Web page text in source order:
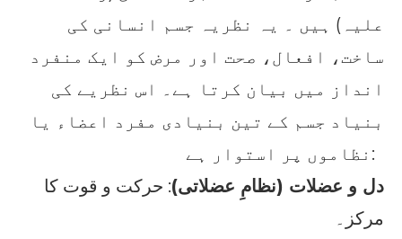
علیہ) ہیں ۔ یہ نظریہ جسم انسانی کی
ساخت، افعال، صحت اور مرض کو ایک منفرد
انداز میں بیان کرتا ہے۔ اس نظریے کی
بنیاد جسم کے تین بنیادی مفرد اعضاء یا
نظاموں پر استوار ہے:
دل و عضلات (نظامِ عضلاتی): حرکت و قوت کا
مرکز۔